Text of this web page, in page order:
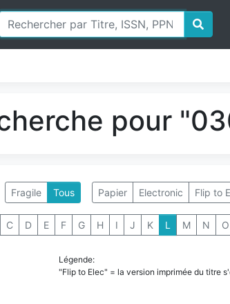
pour
Fragile Tous Papier Electronic Flip to
C D E F G H I J K L M N O
Légende:
"Flip to Elec" = la version imprimée du titre